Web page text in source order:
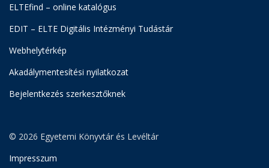
ELTEfind – online katalógus
EDIT – ELTE Digitális Intézményi Tudástár
Webhelytérkép
Akadálymentesítési nyilatkozat
Bejelentkezés szerkesztőknek
© 2026 Egyetemi Könyvtár és Levéltár
Impresszum